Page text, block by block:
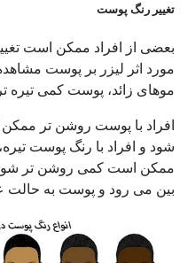
تغییر رنگ پوست
بعضی از افراد ممکن است
مورد اثر لیزر بر پوست
موهای زائد، پوست کمی تیره
افراد با پوست روشن تر
شود و افراد با رنگ پوست
ممکن است کمی روشن تر شود.
بین می رود و پوست به حالت